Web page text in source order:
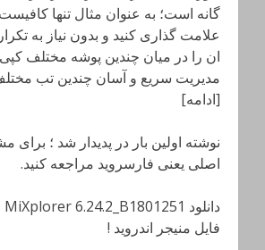
گانه است؛ به عنوان مثال تنها
علامت گذاری کنید و بدون نیاز به
ان را در میان چندین پوشه مختلف
مدیریت سریع و آسان چندین تب
[ادامه]
نوشته اولین بار در پدیدار شد ؛ برای
اصلی یعنی فارسروید مراجعه کنید.
فایل منیجر اندروید !